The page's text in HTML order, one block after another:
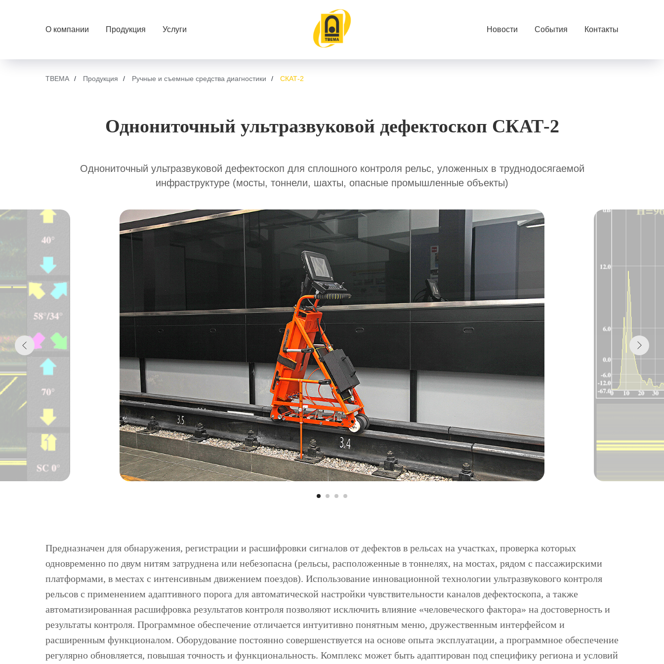
О компании Продукция Услуги Новости События Контакты
ТВЕМА / Продукция / Ручные и съемные средства диагностики / СКАТ-2
Однониточный ультразвуковой дефектоскоп СКАТ-2
Однониточный ультразвуковой дефектоскоп для сплошного контроля рельс, уложенных в труднодосягаемой
инфраструктуре (мосты, тоннели, шахты, опасные промышленные объекты)
Предназначен для обнаружения, регистрации и расшифровки сигналов от дефектов в рельсах на участках, проверка которых
одновременно по двум нитям затруднена или небезопасна (рельсы, расположенные в тоннелях, на мостах, рядом с пассажирскими
платформами, в местах с интенсивным движением поездов). Использование инновационной технологии ультразвукового контроля
рельсов с применением адаптивного порога для автоматической настройки чувствительности каналов дефектоскопа, а также
автоматизированная расшифровка результатов контроля позволяют исключить влияние «человеческого фактора» на достоверность и
результаты контроля. Программное обеспечение отличается интуитивно понятным меню, дружественным интерфейсом и
расширенным функционалом. Оборудование постоянно совершенствуется на основе опыта эксплуатации, а программное обеспечение
регулярно обновляется, повышая точность и функциональность. Комплекс может быть адаптирован под специфику региона и условий